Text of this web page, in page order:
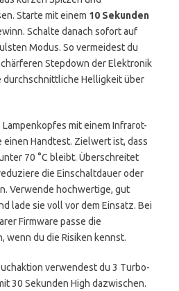
Starte mit einem 10 Sekunden
Schalte danach sofort auf
Modus. So vermeidest du
Stepdown der Elektronik
durchschnittliche Helligkeit über
mit einem Infrarot-
Handtest. Zielwert ist, dass
70 °C bleibt. Überschreitet
die Einschaltdauer oder
Verwende hochwertige, gut
lade sie voll vor dem Einsatz. Bei
Firmware passe die
wenn du die Risiken kennst.
verwendest du 3 Turbo-
30 Sekunden High dazwischen.